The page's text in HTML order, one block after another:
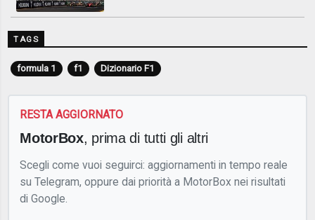
TAGS
formula 1 f1 Dizionario F1
RESTA AGGIORNATO
MotorBox, prima di tutti gli altri
Scegli come vuoi seguirci: aggiornamenti in tempo reale
su Telegram, oppure dai priorità a MotorBox nei risultati
di Google.